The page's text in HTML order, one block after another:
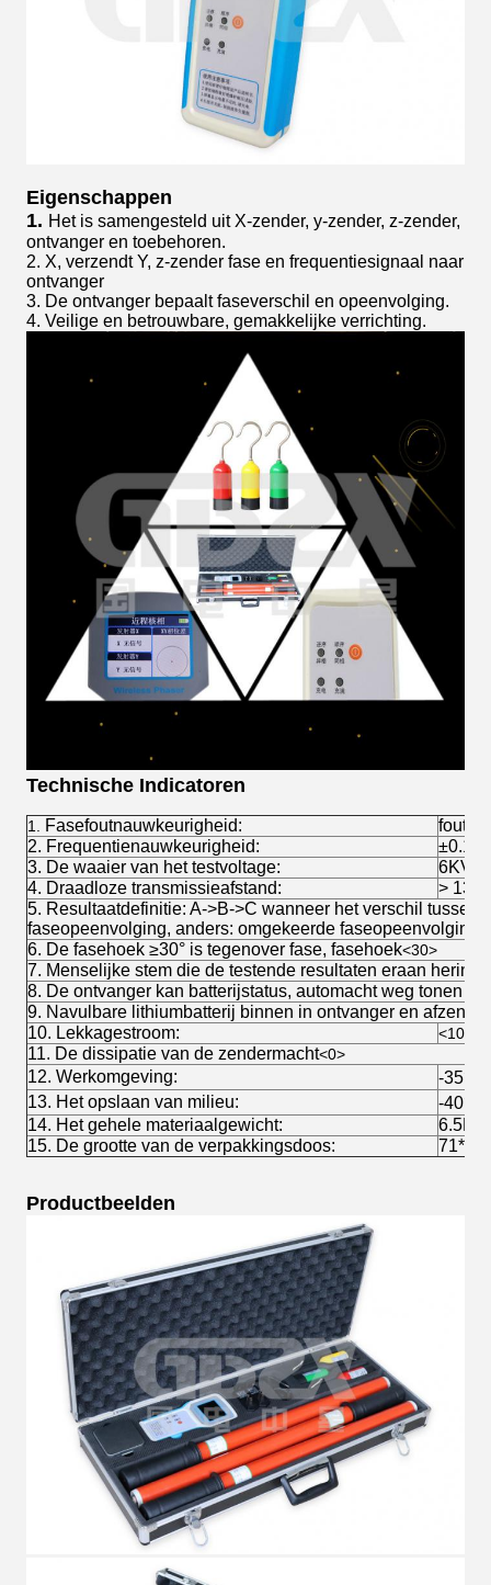
Eigenschappen
1. Het is samengesteld uit X-zender, y-zender, z-zender,
ontvanger en toebehoren.
2. X, verzendt Y, z-zender fase en frequentiesignaal naar
ontvanger
3. De ontvanger bepaalt faseverschil en opeenvolging.
4. Veilige en betrouwbare, gemakkelijke verrichting.
Technische Indicatoren
1. Fasefoutnauwkeurigheid:
fout
2. Frequentienauwkeurigheid:
3. De waaier van het testvoltage:
6KV-
4. Draadloze transmissieafstand:
> 130
5. Resultaatdefinitie: A->B->C wanneer het verschil tussen
faseopeenvolging, anders: omgekeerde faseopeenvolging
6. De fasehoek ≥30° is tegenover fase, fasehoek<30>
7. Menselijke stem die de testende resultaten eraan
8. De ontvanger kan batterijstatus, automacht weg tonen
9. Navulbare lithiumbatterij binnen in ontvanger en afzender
10. Lekkagestroom:
<10ua>
11. De dissipatie van de zendermacht<0>
12. Werkomgeving:
-
13. Het opslaan van milieu:
-
14. Het gehele materiaalgewicht:
6.5KG
15. De grootte van de verpakkingsdoos:
Productbeelden